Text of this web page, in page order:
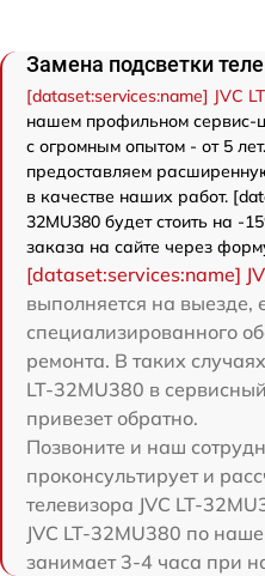
Замена подсветки
[dataset:services:name] JVC
нашем профильном сервис-
с огромным опытом - от 5
предоставляем
в качестве наших работ.
32MU380 будет стоить на -
заказа на сайте через
[dataset:services:name]
выполняется на выезде,
специализированного
ремонта. В таких
LT-32MU380 в
привезет обратно.
Позвоните и наш
проконсультирует и
телевизора JVC LT-
JVC LT-32MU380 по
занимает 3-4 часа при